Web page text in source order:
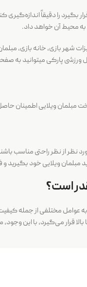
بگیرد را دقیقاً
محیط آن خواهد داد.
شهر بازی، خانه بازی،
ورزشی پارکی میتوانید به
مبلمان ویلایی اطمینان
نظر از نظر راحتی مناسب
ویلایی خود بگیرید و
است؟
عوامل مختلفی از جمله
بالا قرار می‌گیرد، با این